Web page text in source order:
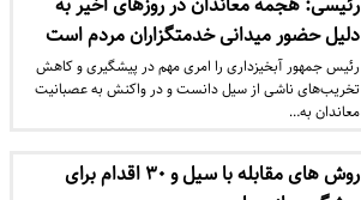
دلیل حضور میدانی خدمتگزاران مردم است
رئیس جمهور آبخیزداری را امری مهم در پیشگیری و کاهش
تخریب‌های ناشی از سیل دانست و در واکنش به عصبانیت
معاندان به…
روش های مقابله با سیل و ۳۰ اقدام برای